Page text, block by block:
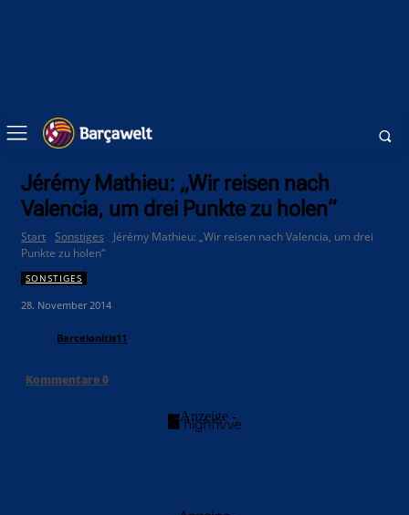
Jérémy Mathieu: „Wir reisen nach
Valencia, um drei Punkte zu holen“
Start Sonstiges
Jérémy Mathieu: „Wir reisen nach Valencia, um drei
Punkte zu holen“
SONSTIGES
28. November 2014
Barcelonitis11
Kommentare0
- Anzeige -